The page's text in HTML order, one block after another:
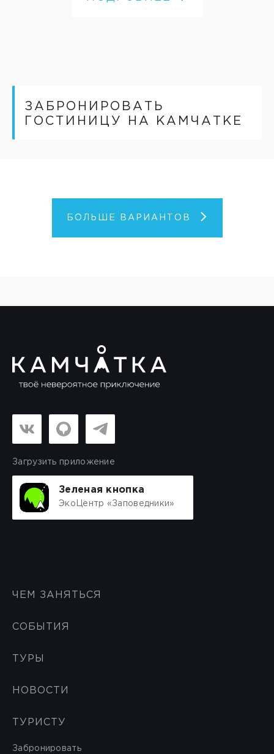
ЗАБРОНИРОВАТЬ
ГОСТИНИЦУ НА КАМЧАТКЕ
БОЛЬШЕ ВАРИАНТОВ
Загрузить приложение
Зеленая кнопка
ЭкоЦентр «Заповедники»
ЧЕМ ЗАНЯТЬСЯ
СОБЫТИЯ
ТУРЫ
НОВОСТИ
ТУРИСТУ
Забронировать